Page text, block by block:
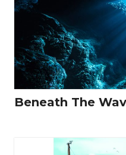
Beneath The